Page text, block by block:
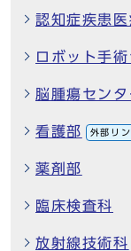
認知症疾患
ロボット手
脳腫瘍センタ
看護部 外部リン
薬剤部
臨床検査科
放射線技術科